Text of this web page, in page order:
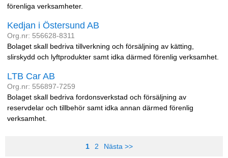
förenliga verksamheter.
Kedjan i Östersund AB
Org.nr: 556628-8311
Bolaget skall bedriva tillverkning och försäljning av kätting,
slirskydd och lyftprodukter samt idka därmed förenlig verksamhet.
LTB Car AB
Org.nr: 556897-7259
Bolaget skall bedriva fordonsverkstad och försäljning av
reservdelar och tillbehör samt idka annan därmed förenlig
verksamhet.
1 2 Nästa >>